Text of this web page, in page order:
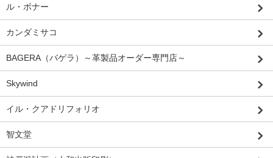
ル・ボナー
カンダミサコ
BAGERA（バゲラ）～革製品オーダー専門店～
Skywind
イル・クアドリフォリオ
智文堂